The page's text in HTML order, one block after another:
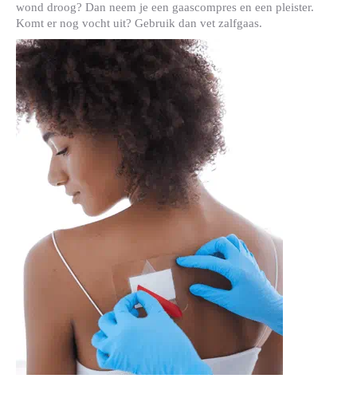
wond droog? Dan neem je een gaascompres en een pleister.
Komt er nog vocht uit? Gebruik dan vet zalfgaas.